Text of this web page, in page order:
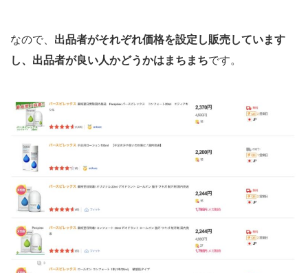
なので、 出品者がそれぞれ価格を設定し販売しています
し、出品者が良い人かどうかはまちまちです。